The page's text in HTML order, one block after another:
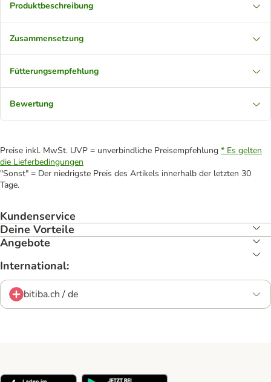
Produktbeschreibung
Zusammensetzung
Fütterungsempfehlung
Bewertung
Preise inkl. MwSt. UVP = unverbindliche Preisempfehlung * Es gelten
die Lieferbedingungen
"Sonst" = Der niedrigste Preis des Artikels innerhalb der letzten 30
Tage.
Kundenservice
Deine Vorteile
Angebote
International:
bitiba.ch / de